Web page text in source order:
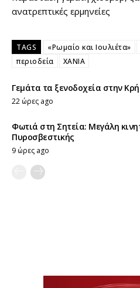
ανατρεπτικές ερμηνείες
TAGS «Ρωμαίο και Ιουλιέτα»
περιοδεία
ΧΑΝΙΑ
Γεμάτα τα ξενοδοχεία στην
22 ώρες ago
Φωτιά στη Σητεία: Μεγάλη
Πυροσβεστικής
9 ώρες ago